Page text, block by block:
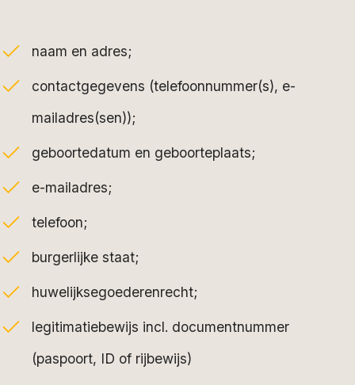
naam en adres;
contactgegevens (telefoonnummer(s), e-
mailadres(sen));
geboortedatum en geboorteplaats;
e-mailadres;
telefoon;
burgerlijke staat;
huwelijksegoederenrecht;
legitimatiebewijs incl. documentnummer
(paspoort, ID of rijbewijs)